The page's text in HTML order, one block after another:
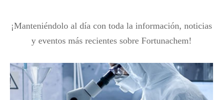
¡Manteniéndolo al día con toda la información, noticias
y eventos más recientes sobre Fortunachem!